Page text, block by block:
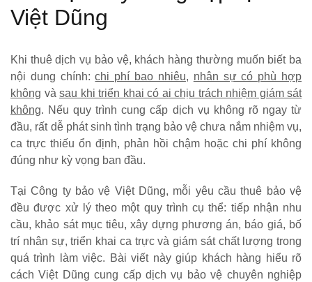
Việt Dũng
Khi thuê dịch vụ bảo vệ, khách hàng thường muốn biết ba
nội dung chính:chi phí bao nhiêu, nhân sự có phù hợp
không và sau khi triển khai có ai chịu trách nhiệm giám sát
không. Nếu quy trình cung cấp dịch vụ không rõ ngay từ
đầu, rất dễ phát sinh tình trạng bảo vệ chưa nắm nhiệm vụ,
ca trực thiếu ổn định, phản hồi chậm hoặc chi phí không
đúng như kỳ vọng ban đầu.
Tại Công ty bảo vệ Việt Dũng, mỗi yêu cầu thuê bảo vệ
đều được xử lý theo một quy trình cụ thể: tiếp nhận nhu
cầu, khảo sát mục tiêu, xây dựng phương án, báo giá, bố
trí nhân sự, triển khai ca trực và giám sát chất lượng trong
quá trình làm việc. Bài viết này giúp khách hàng hiểu rõ
cách Việt Dũng cung cấp dịch vụ bảo vệ chuyên nghiệp